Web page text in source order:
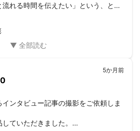
流れる時間を伝えたい」という、とて
く、旅館の中に流れる時間や空気感、
大切にしているのかを理解しなが
光と向き合ってくださっていること
荻野さんにお願いして本当に良かっ
。大切な場所や想いを写真として残
5か月前
ンタビュー記事の撮影をご依頼しま
ていただきました。